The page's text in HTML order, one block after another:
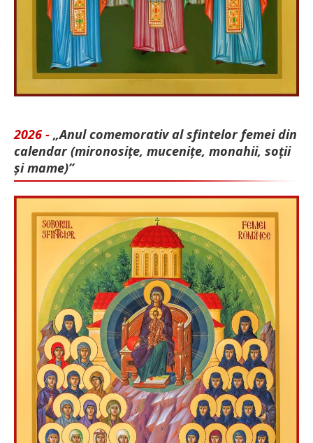
2026 - „Anul comemorativ al sfintelor femei din
calendar (mironosițe, mu­cenițe, monahii, soții
și mame)”